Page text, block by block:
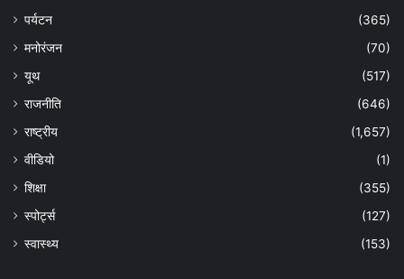
पर्यटन
(365)
मनोरंजन
(70)
यूथ
(517)
राजनीति
(646)
राष्ट्रीय
(1,657)
वीडियो
(1)
शिक्षा
(355)
स्पोर्ट्स
(127)
स्वास्थ्य
(153)